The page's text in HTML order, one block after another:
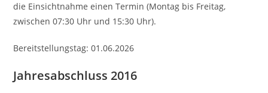
die Einsichtnahme einen Termin (Montag bis Freitag,
zwischen 07:30 Uhr und 15:30 Uhr).
Bereitstellungstag: 01.06.2026
Jahresabschluss 2016